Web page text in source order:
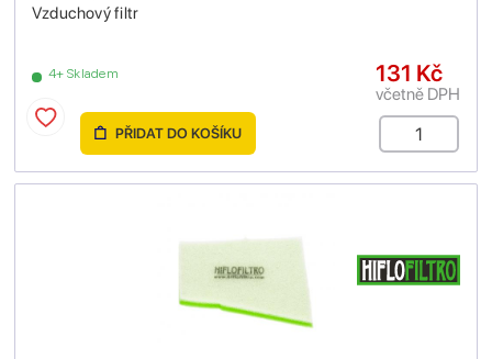
Vzduchový filtr
4+ Skladem 131 Kč
včetně DPH
PŘIDAT DO KOŠÍKU